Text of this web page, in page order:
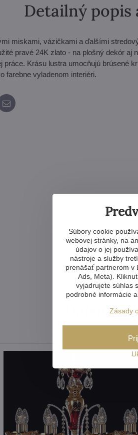
Detailný
miskami, vázičkami a ďalšími
pravé 24K zlato - na plošný dekór aj
práce. Krásu lustra umocňujú brúsené
farebne vyladenom interiéri.
E-
mail
Ďalšie
Súbory cookie
webovej stránky, na
údajov o jej
nástroje a služby
prenášať partnerom v
Ads, Meta).
vyjadrujete súhlas
podrobné informácie
Zásady